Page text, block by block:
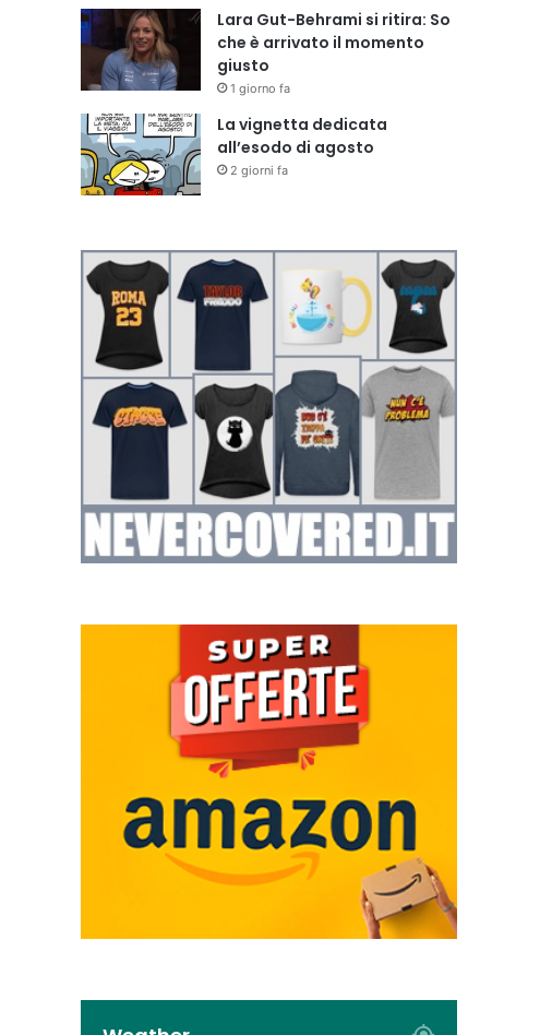
Lara Gut-Behrami si ritira: So
che è arrivato il momento
giusto
1 giorno fa
La vignetta dedicata
all’esodo di agosto
2 giorni fa